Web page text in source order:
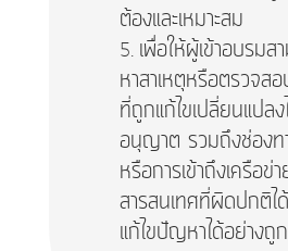
ต้องและเหมาะสม
เพื่อให้ผู้เข้าอบรมส
หาสาเหตุหรือตรวจส
ที่ถูกแก้ไขเปลี่ยนแปลง
อนุญาต รวมถึงช่องท
หรือการเข้าถึงเครือข่
สารสนเทศที่ผิดปกติไ
แก้ไขปัญหาได้อย่างถู